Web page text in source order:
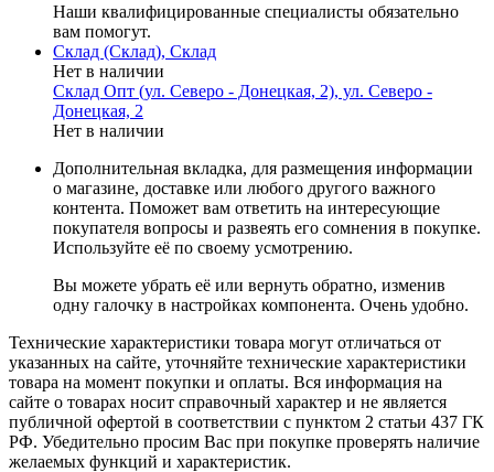
Наши квалифицированные специалисты обязательно
вам помогут.
Склад (Склад), Склад
Нет в наличии
Склад Опт (ул. Северо - Донецкая, 2), ул. Северо -
Донецкая, 2
Нет в наличии
Дополнительная вкладка, для размещения информации
о магазине, доставке или любого другого важного
контента. Поможет вам ответить на интересующие
покупателя вопросы и развеять его сомнения в покупке.
Используйте её по своему усмотрению.
Вы можете убрать её или вернуть обратно, изменив
одну галочку в настройках компонента. Очень удобно.
Технические характеристики товара могут отличаться от
указанных на сайте, уточняйте технические характеристики
товара на момент покупки и оплаты. Вся информация на
сайте о товарах носит справочный характер и не является
публичной офертой в соответствии с пунктом 2 статьи 437 ГК
РФ. Убедительно просим Вас при покупке проверять наличие
желаемых функций и характеристик.